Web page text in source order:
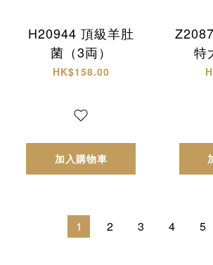
H20944 頂級羊肚
菌（3両）
HK$158.00
加入購物車
特
1 2 3 4 5